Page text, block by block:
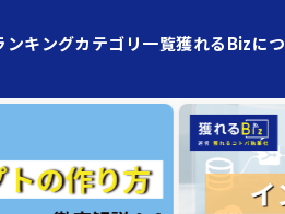
ンキングカテゴリ一覧獲れるBizに